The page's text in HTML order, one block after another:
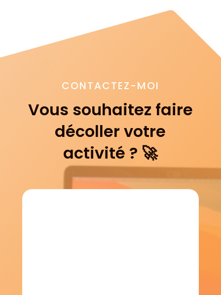
CONTACTEZ-MOI
Vous souhaitez faire
décoller votre
activité ? 🚀